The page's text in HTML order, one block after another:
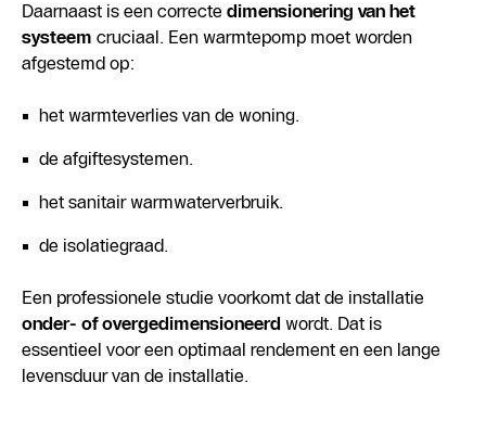
Daarnaast is een correcte dimensionering van het
systeem cruciaal. Een warmtepomp moet worden
afgestemd op:
het warmteverlies van de woning.
de afgiftesystemen.
het sanitair warmwaterverbruik.
de isolatiegraad.
Een professionele studie voorkomt dat de installatie
onder- of overgedimensioneerd wordt. Dat is
essentieel voor een optimaal rendement en een lange
levensduur van de installatie.